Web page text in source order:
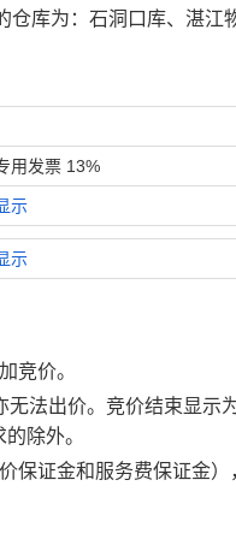
仓库为：石洞口库、湛江
用发票 13%
示
示
竞价。
法出价。竞价结束显示
除外。
保证金和服务费保证金）